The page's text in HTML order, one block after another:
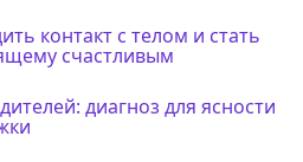
контакт с телом и стать
счастливым
диагноз для ясности